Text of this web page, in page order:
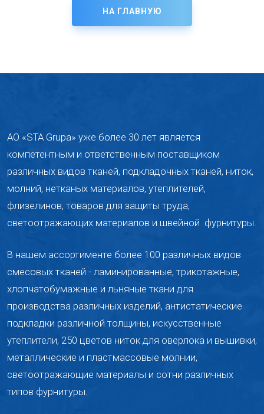
НА ГЛАВНУЮ
АО «STA Grupa» уже более 30 лет является
компетентным и ответственным поставщиком
различных видов тканей, подкладочных тканей, ниток,
молний, ​​нетканых материалов, утеплителей,
флизелинов, товаров для защиты труда,
светоотражающих материалов и швейной фурнитуры.
В нашем ассортименте более 100 различных видов
смесовых тканей - ламинированные, трикотажные,
хлопчатобумажные и льняные ткани для
производства различных изделий, антистатические
подкладки различной толщины, искусственные
утеплители, 250 цветов ниток для оверлока и вышивки,
металлические и пластмассовые молнии,
светоотражающие материалы и сотни различных
типов фурнитуры.